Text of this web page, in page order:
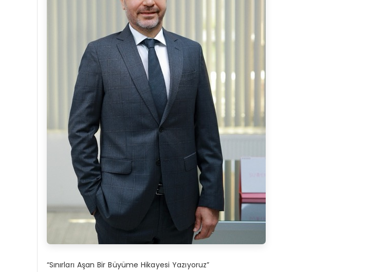
“Sınırları Aşan Bir Büyüme Hikayesi Yazıyoruz”